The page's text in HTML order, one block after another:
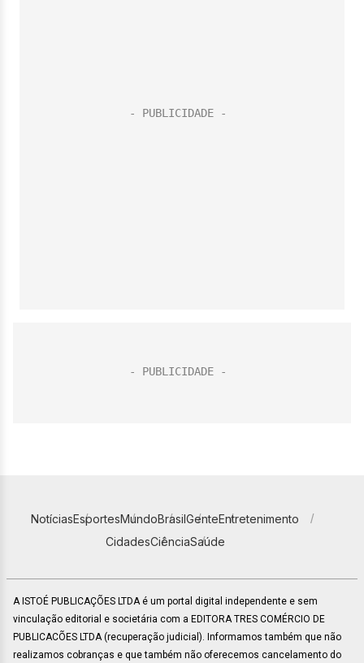
NotíciasEsportesMundoBrasilGenteEntretenimento
CidadesCiênciaSaúde
A ISTOÉ PUBLICAÇÕES LTDA é um portal digital independente e sem
vinculação editorial e societária com a EDITORA TRES COMÉRCIO DE
PUBLICACÕES LTDA (recuperação judicial). Informamos também que não
realizamos cobranças e que também não oferecemos cancelamento do